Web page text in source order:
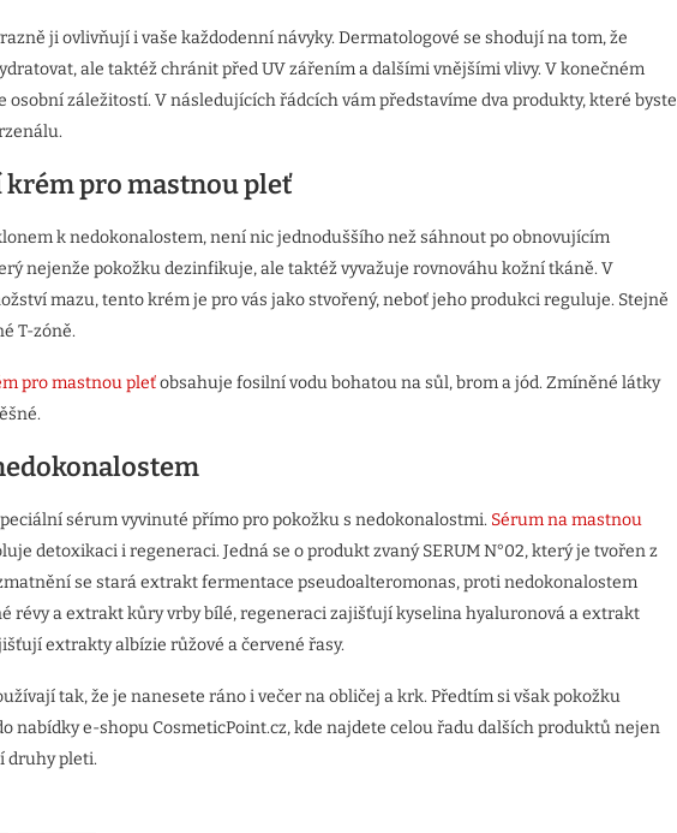
ji ovlivňují i vaše každodenní návyky. Dermatologové se shodují na tom, že
ale taktéž chránit před UV zářením a dalšími vnějšími vlivy. V konečném
osobní záležitostí. V následujících řádcích vám představíme dva produkty, které byste
pro mastnou pleť
k nedokonalostem, není nic jednoduššího než sáhnout po obnovujícím
nejenže pokožku dezinfikuje, ale taktéž vyvažuje rovnováhu kožní tkáně. V
mazu, tento krém je pro vás jako stvořený, neboť jeho produkci reguluje. Stejně
T-zóně.
pro mastnou pleťobsahuje fosilní vodu bohatou na sůl, brom a jód. Zmíněné látky
sérum vyvinuté přímo pro pokožku s nedokonalostmi. Sérum na mastnou
detoxikaci i regeneraci. Jedná se o produkt zvaný SERUM N°02, který je tvořen z
se stará extrakt fermentace pseudoalteromonas, proti nedokonalostem
révy a extrakt kůry vrby bílé, regeneraci zajišťují kyselina hyaluronová a extrakt
extrakty albízie růžové a červené řasy.
tak, že je nanesete ráno i večer na obličej a krk. Předtím si však pokožku
nabídky e-shopu CosmeticPoint.cz, kde najdete celou řadu dalších produktů nejen
druhy pleti.